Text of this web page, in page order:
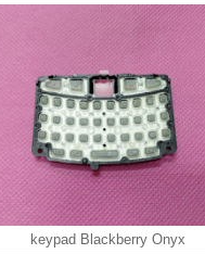
keypad Blackberry Onyx